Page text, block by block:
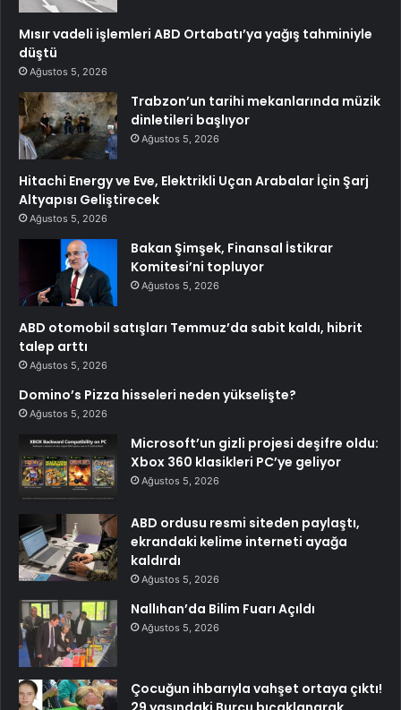
Mısır vadeli işlemleri ABD Ortabatı’ya yağış tahminiyle
düştü
Ağustos 5, 2026
Trabzon’un tarihi mekanlarında müzik
dinletileri başlıyor
Ağustos 5, 2026
Hitachi Energy ve Eve, Elektrikli Uçan Arabalar İçin Şarj
Altyapısı Geliştirecek
Ağustos 5, 2026
Bakan Şimşek, Finansal İstikrar
Komitesi’ni topluyor
Ağustos 5, 2026
ABD otomobil satışları Temmuz’da sabit kaldı, hibrit
talep arttı
Ağustos 5, 2026
Domino’s Pizza hisseleri neden yükselişte?
Ağustos 5, 2026
Microsoft’un gizli projesi deşifre oldu:
Xbox 360 klasikleri PC’ye geliyor
Ağustos 5, 2026
ABD ordusu resmi siteden paylaştı,
ekrandaki kelime interneti ayağa
kaldırdı
Ağustos 5, 2026
Nallıhan’da Bilim Fuarı Açıldı
Ağustos 5, 2026
Çocuğun ihbarıyla vahşet ortaya çıktı!